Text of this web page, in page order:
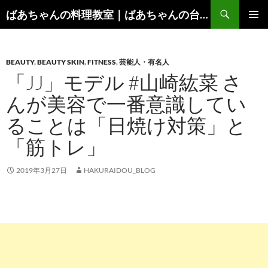
ン
ツ
キ
ばあちゃんの料理教室｜ばあちゃんの台所から学ぶ、食と健康の知恵
索
BEAUTY,BEAUTY SKIN,FITNESS,芸能人・有名人
「JJ」モデル #山崎紘菜 さ
んが美容で一番意識してい
ることは「日焼け対策」と
「筋トレ」
2019年3月27日 HAKURAIDOU_BLOG